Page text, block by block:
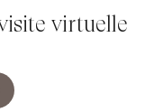
virtuelle